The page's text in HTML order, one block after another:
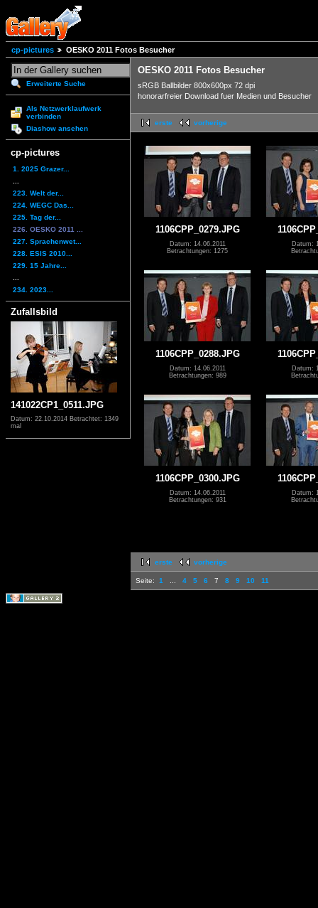
cp-pictures OESKO 2011 Fotos Besucher
Erweiterte Suche
Als Netzwerklaufwerk
verbinden
Diashow ansehen
cp-pictures
1. 2025 Grazer...
223. Welt der...
224. WEGC Das...
225. Tag der...
226. OESKO 2011 ...
227. Sprachenwet...
228. ESIS 2010...
229. 15 Jahre...
234. 2023...
Zufallsbild
141022CP1_0511.JPG
Datum: 22.10.2014 Betrachtet: 1349
mal
OESKO 2011 Fotos Besucher
sRGB Ballbilder 800x600px 72 dpi
honorarfreier Download fuer Medien und Besucher
erste vorherige
1106CPP_0279.JPG
Datum: 14.06.2011
Betrachtungen: 1275
Datum:
1106CPP_0288.JPG
Datum: 14.06.2011
Betrachtungen: 989
Datum:
1106CPP_0300.JPG
Datum: 14.06.2011
Betrachtungen: 931
Datum:
erste vorherige
Seite: 1 4 5 6 7 8 9 10 11